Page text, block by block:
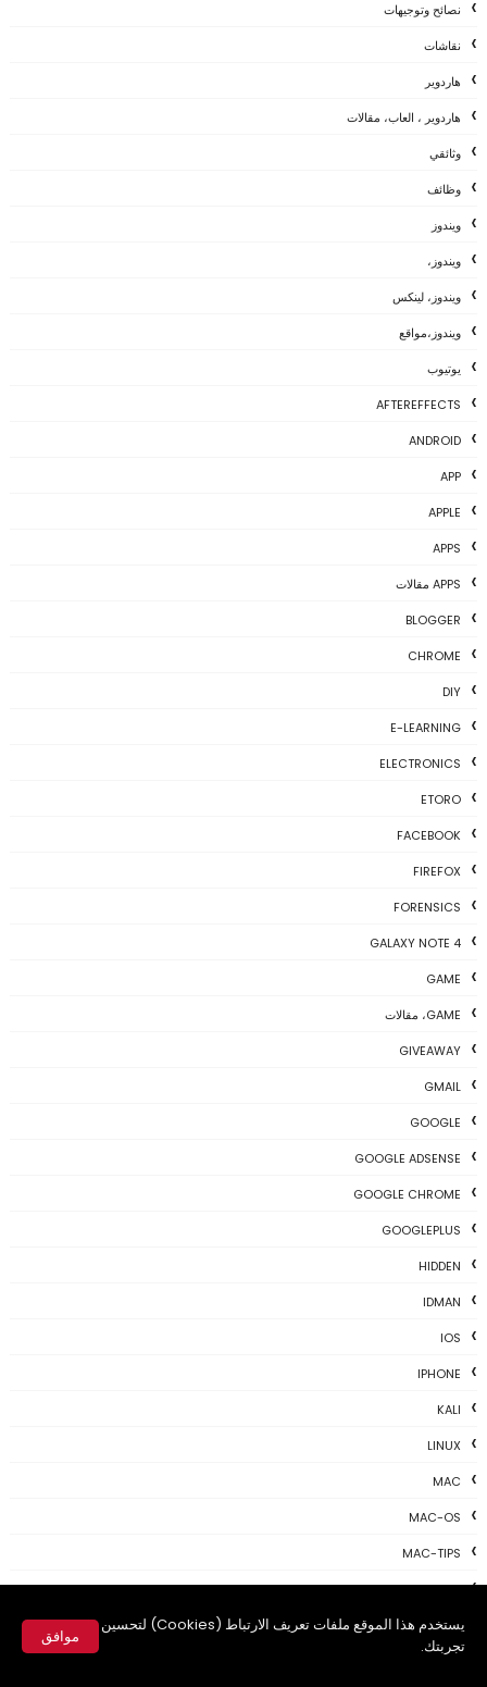
يستخدم هذا الموقع ملفات تعريف الارتباط (Cookies) لتحسين
تجربتك.
موافق
نصائح وتوجيهات
نقاشات
هاردوير
هاردوير ، العاب، مقالات
وثائقي
وظائف
ويندوز
ويندوز،
ويندوز، لينكس
ويندوز،مواقع
يوتيوب
AFTEREFFECTS
ANDROID
APP
APPLE
APPS
APPS مقالات
BLOGGER
CHROME
DIY
E-LEARNING
ELECTRONICS
ETORO
FACEBOOK
FIREFOX
FORENSICS
GALAXY NOTE 4
GAME
GAME، مقالات
GIVEAWAY
GMAIL
GOOGLE
GOOGLE ADSENSE
GOOGLE CHROME
GOOGLEPLUS
HIDDEN
IDMAN
IOS
IPHONE
KALI
LINUX
MAC
MAC-OS
MAC-TIPS
MICROSOFT
NEWS TODAY